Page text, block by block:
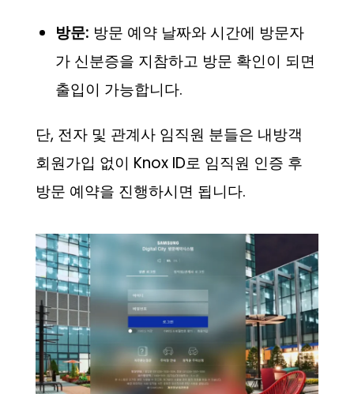
방문: 방문 예약 날짜와 시간에 방문자
가 신분증을 지참하고 방문 확인이 되면
출입이 가능합니다.
단, 전자 및 관계사 임직원 분들은 내방객
회원가입 없이 Knox ID로 임직원 인증 후
방문 예약을 진행하시면 됩니다.